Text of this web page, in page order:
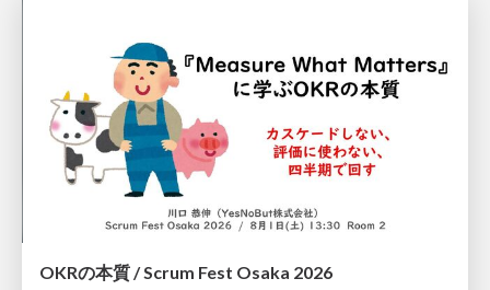
OKRの本質 / Scrum Fest Osaka 2026